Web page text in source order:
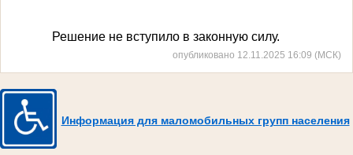
Решение не вступило в законную силу.
опубликовано 12.11.2025 16:09 (МСК)
Информация для маломобильных групп населения